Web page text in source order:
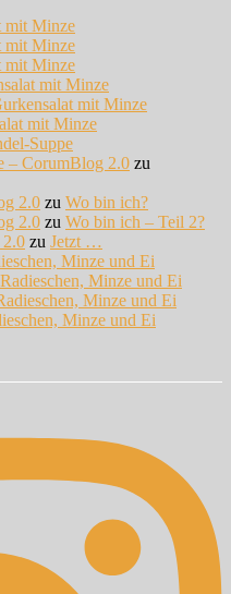
mit Minze
mit Minze
mit Minze
mit Minze
mit Minze
mit Minze
Suppe
– CorumBlog 2.0 zu
2.0 zu Wo bin ich?
2.0 zu Wo bin ich – Teil 2?
zu Jetzt …
Minze und Ei
Minze und Ei
Minze und Ei
Minze und Ei